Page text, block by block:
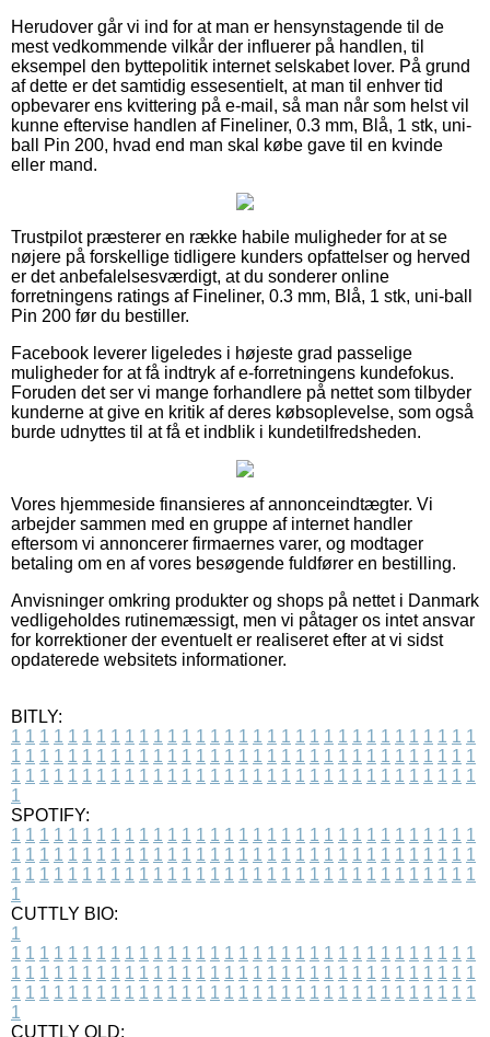
Herudover går vi ind for at man er hensynstagende til de
mest vedkommende vilkår der influerer på handlen, til
eksempel den byttepolitik internet selskabet lover. På grund
af dette er det samtidig essesentielt, at man til enhver tid
opbevarer ens kvittering på e-mail, så man når som helst vil
kunne eftervise handlen af Fineliner, 0.3 mm, Blå, 1 stk, uni-
ball Pin 200, hvad end man skal købe gave til en kvinde
eller mand.
Trustpilot præsterer en række habile muligheder for at se
nøjere på forskellige tidligere kunders opfattelser og herved
er det anbefalelsesværdigt, at du sonderer online
forretningens ratings af Fineliner, 0.3 mm, Blå, 1 stk, uni-ball
Pin 200 før du bestiller.
Facebook leverer ligeledes i højeste grad passelige
muligheder for at få indtryk af e-forretningens kundefokus.
Foruden det ser vi mange forhandlere på nettet som tilbyder
kunderne at give en kritik af deres købsoplevelse, som også
burde udnyttes til at få et indblik i kundetilfredsheden.
Vores hjemmeside finansieres af annonceindtægter. Vi
arbejder sammen med en gruppe af internet handler
eftersom vi annoncerer firmaernes varer, og modtager
betaling om en af vores besøgende fuldfører en bestilling.
Anvisninger omkring produkter og shops på nettet i Danmark
vedligeholdes rutinemæssigt, men vi påtager os intet ansvar
for korrektioner der eventuelt er realiseret efter at vi sidst
opdaterede websitets informationer.
BITLY:
1 1 1 1 1 1 1 1 1 1 1 1 1 1 1 1 1 1 1 1 1 1 1 1 1 1 1 1 1 1 1 1 1
1 1 1 1 1 1 1 1 1 1 1 1 1 1 1 1 1 1 1 1 1 1 1 1 1 1 1 1 1 1 1 1 1
1 1 1 1 1 1 1 1 1 1 1 1 1 1 1 1 1 1 1 1 1 1 1 1 1 1 1 1 1 1 1 1 1
1
SPOTIFY:
1 1 1 1 1 1 1 1 1 1 1 1 1 1 1 1 1 1 1 1 1 1 1 1 1 1 1 1 1 1 1 1 1
1 1 1 1 1 1 1 1 1 1 1 1 1 1 1 1 1 1 1 1 1 1 1 1 1 1 1 1 1 1 1 1 1
1 1 1 1 1 1 1 1 1 1 1 1 1 1 1 1 1 1 1 1 1 1 1 1 1 1 1 1 1 1 1 1 1
1
CUTTLY BIO:
1
1 1 1 1 1 1 1 1 1 1 1 1 1 1 1 1 1 1 1 1 1 1 1 1 1 1 1 1 1 1 1 1 1
1 1 1 1 1 1 1 1 1 1 1 1 1 1 1 1 1 1 1 1 1 1 1 1 1 1 1 1 1 1 1 1 1
1 1 1 1 1 1 1 1 1 1 1 1 1 1 1 1 1 1 1 1 1 1 1 1 1 1 1 1 1 1 1 1 1
1
CUTTLY OLD: